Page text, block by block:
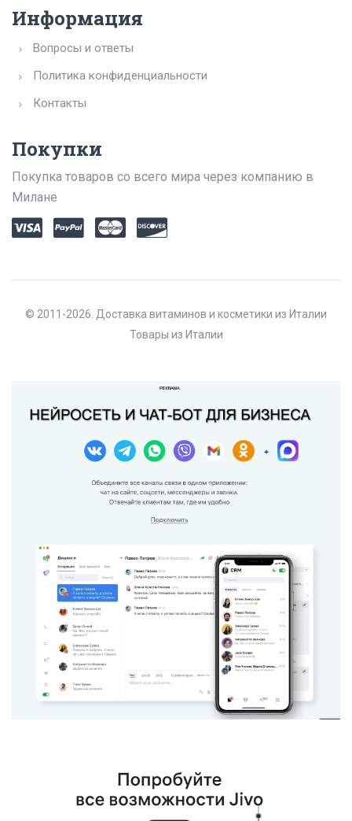
Информация
Вопросы и ответы
Политика конфиденциальности
Контакты
Покупки
Покупка товаров со всего мира через компанию в
Милане
© 2011-2026. Доставка витаминов и косметики из Италии
Товары из Италии